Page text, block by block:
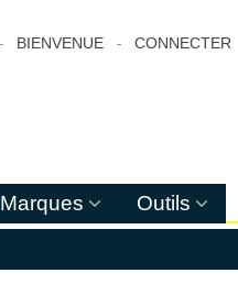
BIENVENUE CONNECTER
Marques Outils